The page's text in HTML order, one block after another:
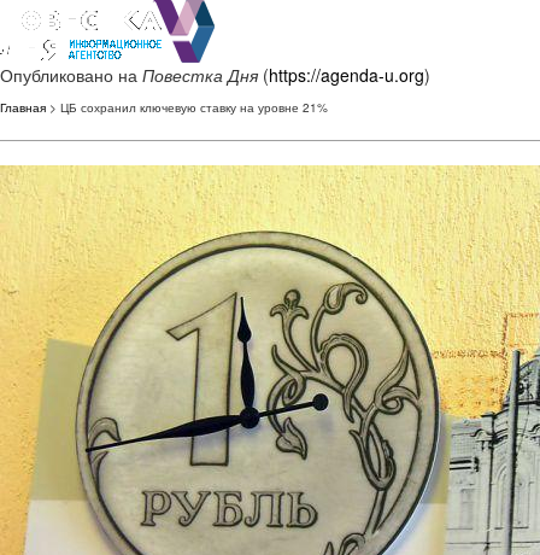
Опубликовано на Повестка Дня (https://agenda-u.org)
Главная > ЦБ сохранил ключевую ставку на уровне 21%